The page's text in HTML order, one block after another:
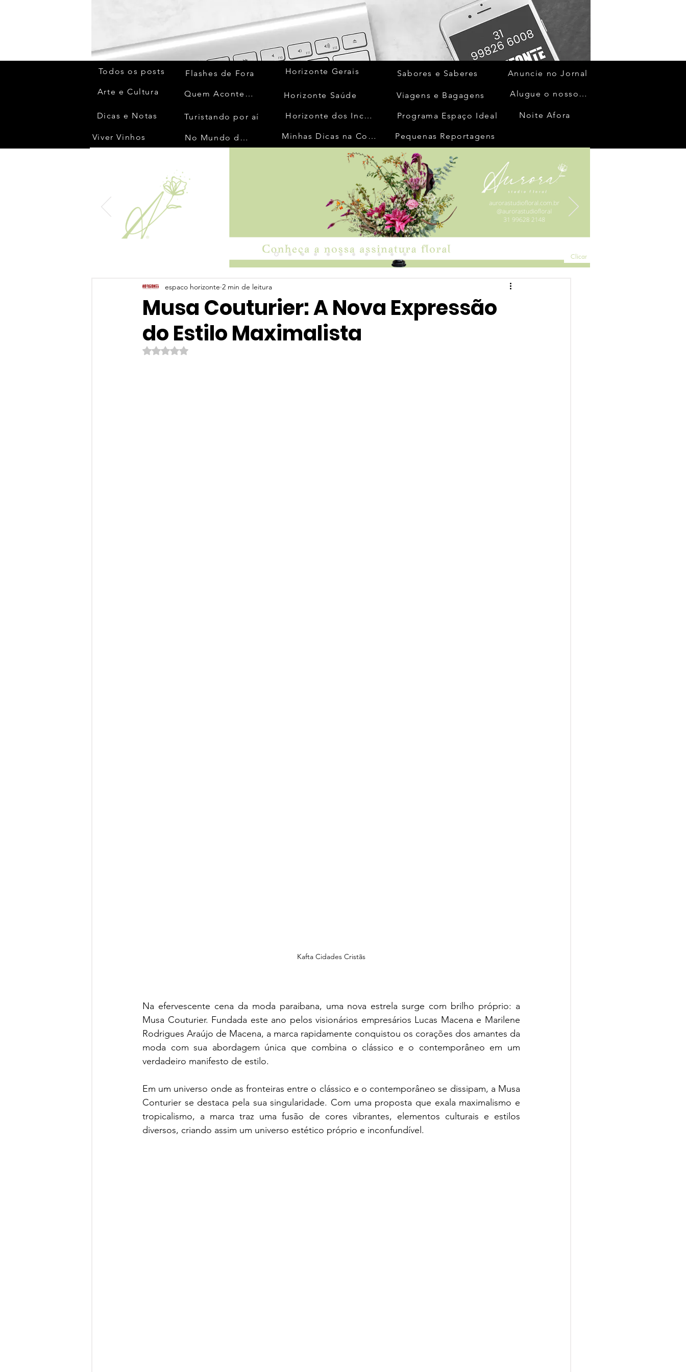
Todos os posts
Arte e Cultura
Dicas e Notas
Viver Vinhos
Flashes de Fora
Quem Acontece
Turistando por aí
No Mundo da Moda
Horizonte Gerais
Horizonte Saúde
Horizonte dos Inconfidentes
Minhas Dicas na Cozinha
Sabores e Saberes
Viagens e Bagagens
Programa Espaço Ideal
Anuncie no Jornal
Alugue o nosso espaço
Noite Afora
Pequenas Reportagens
Clicar
Musa Couturier: A Nova Expressão
do Estilo Maximalista
espaco horizonte 2 min de leitura
Avaliado com NaN de 5 estrelas.
Kafta Cidades Cristãs
Na efervescente cena da moda paraibana, uma nova estrela surge com brilho próprio: a
Musa Couturier. Fundada este ano pelos visionários empresários Lucas Macena e Marilene
Rodrigues Araújo de Macena, a marca rapidamente conquistou os corações dos amantes da
moda com sua abordagem única que combina o clássico e o contemporâneo em um
verdadeiro manifesto de estilo.
Em um universo onde as fronteiras entre o clássico e o contemporâneo se dissipam, a Musa
Conturier se destaca pela sua singularidade. Com uma proposta que exala maximalismo e
tropicalismo, a marca traz uma fusão de cores vibrantes, elementos culturais e estilos
diversos, criando assim um universo estético próprio e inconfundível.